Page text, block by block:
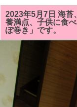
み
の
子
供
の
食
ス
も
2023年5月7日 海苔
養満点、子供に食
ぽ巻き」です。